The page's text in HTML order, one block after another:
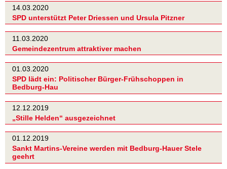
14.03.2020
SPD unterstützt Peter Driessen und Ursula Pitzner
11.03.2020
Gemeindezentrum attraktiver machen
01.03.2020
SPD lädt ein: Politischer Bürger-Frühschoppen in
Bedburg-Hau
12.12.2019
„Stille Helden“ ausgezeichnet
01.12.2019
Sankt Martins-Vereine werden mit Bedburg-Hauer Stele
geehrt